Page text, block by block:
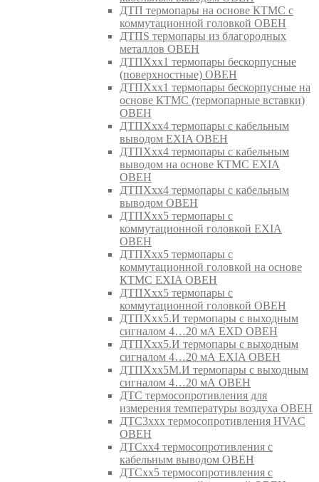
ДТП термопары на основе КТМС с
коммутационной головкой ОВЕН
ДТПS термопары из благородных
металлов ОВЕН
ДТПХхх1 термопары бескорпусные
(поверхностные) ОВЕН
ДТПХхх1 термопары бескорпусные на
основе КТМС (термопарные вставки)
ОВЕН
ДТПХхх4 термопары с кабельным
выводом EXIA ОВЕН
ДТПХхх4 термопары с кабельным
выводом на основе КТМС EXIA
ОВЕН
ДТПХхх4 термопары с кабельным
выводом ОВЕН
ДТПХхх5 термопары с
коммутационной головкой EXIA
ОВЕН
ДТПХхх5 термопары с
коммутационной головкой на основе
КТМС EXIA ОВЕН
ДТПХхх5 термопары с
коммутационной головкой ОВЕН
ДТПХхх5.И термопары с выходным
сигналом 4…20 мА EXD ОВЕН
ДТПХхх5.И термопары с выходным
сигналом 4…20 мА EXIA ОВЕН
ДТПХхх5М.И термопары с выходным
сигналом 4…20 мА ОВЕН
ДТС термосопротивления для
измерения температуры воздуха ОВЕН
ДТС3ххх термосопротивления HVAC
ОВЕН
ДТСхх4 термосопротивления с
кабельным выводом ОВЕН
ДТСхх5 термосопротивления с